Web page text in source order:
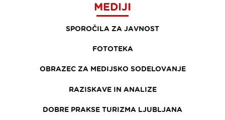
MEDIJI
SPOROČILA ZA JAVNOST
FOTOTEKA
OBRAZEC ZA MEDIJSKO SODELOVANJE
RAZISKAVE IN ANALIZE
DOBRE PRAKSE TURIZMA LJUBLJANA